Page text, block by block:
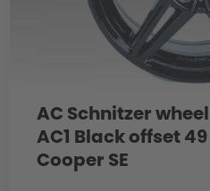
AC Schnitzer
AC1 Black offset
Cooper SE